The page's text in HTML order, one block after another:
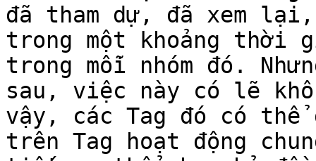
đã tham dự, đã xem
trong một khoảng thời
trong mỗi nhóm đó.
sau, việc này có lẽ
vậy, các Tag đó có
trên Tag hoạt động